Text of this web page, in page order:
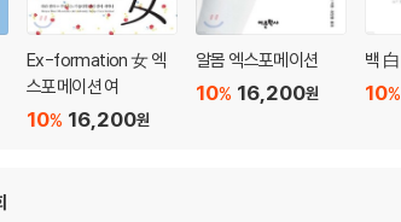
Ex-formation 女 엑
스포메이션 여
16,200원
10%
알몸 엑스포메이션
16,200원
10%
백 白
10%